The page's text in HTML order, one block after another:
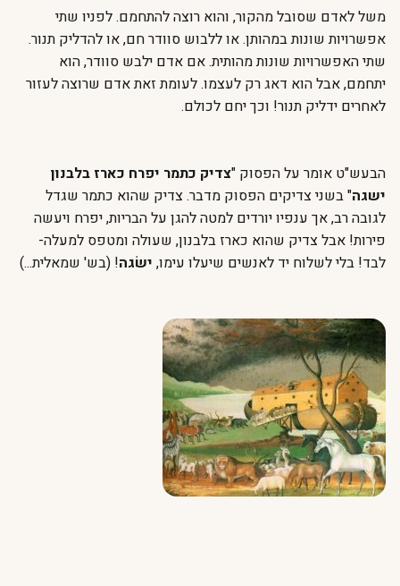
משל לאדם שסובל מהקור, והוא רוצה להתחמם. לפניו שתי
אפשרויות שונות במהותן. או ללבוש סוודר חם, או להדליק תנור.
שתי האפשרויות שונות מהותית. אם אדם ילבש סוודר, הוא
יתחמם, אבל הוא דאג רק לעצמו. לעומת זאת אדם שרוצה לעזור
לאחרים ידליק תנור! וכך יחם לכולם.
הבעש"ט אומר על הפסוק "צדיק כתמר יפרח כארז בלבנון
ישגה" בשני צדיקים הפסוק מדבר. צדיק שהוא כתמר שגדל
לגובה רב, אך ענפיו יורדים למטה להגן על הבריות, יפרח ויעשה
פירות! אבל צדיק שהוא כארז בלבנון, שעולה ומטפס למעלה-
לבד! בלי לשלוח יד לאנשים שיעלו עימו, ישׂגה! (בש' שמאלית...)